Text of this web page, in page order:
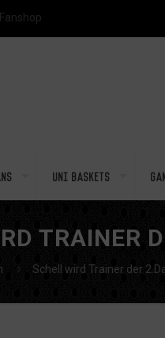
Fanshop
Uni Baskets
TRAINER
Schell wird Trainer der